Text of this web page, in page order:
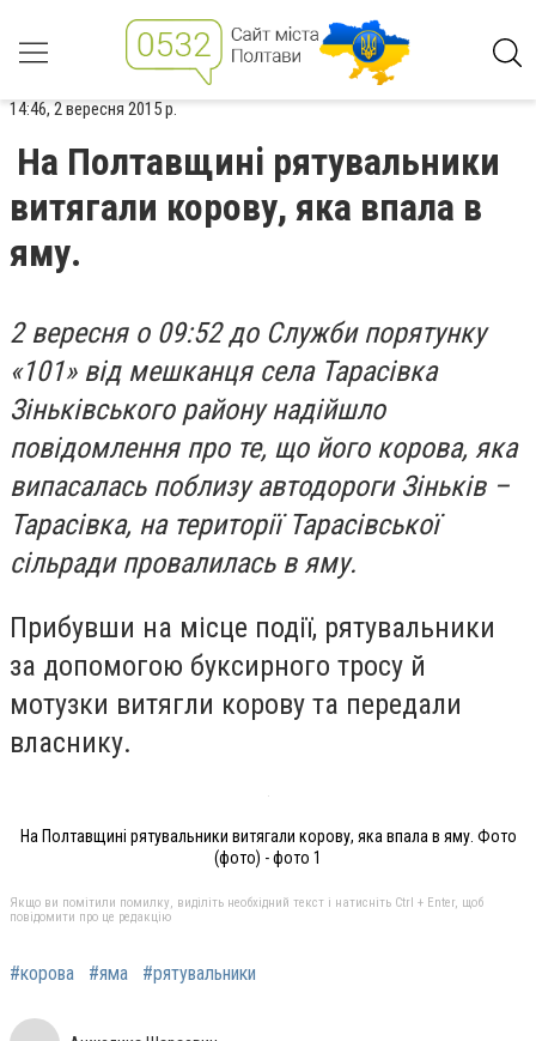
14:46, 2 вересня 2015 р.
На Полтавщині рятувальники
витягали корову, яка впала в
яму.
2 вересня о 09:52 до Служби порятунку
«101» від мешканця села Тарасівка
Зіньківського району надійшло
повідомлення про те, що його корова, яка
випасалась поблизу автодороги Зіньків –
Тарасівка, на території Тарасівської
сільради провалилась в яму.
Прибувши на місце події, рятувальники
за допомогою буксирного тросу й
мотузки витягли корову та передали
власнику.
На Полтавщині рятувальники витягали корову, яка впала в яму. Фото
(фото) - фото 1
Якщо ви помітили помилку, виділіть необхідний текст і натисніть Ctrl + Enter, щоб
повідомити про це редакцію
#корова #яма #рятувальники